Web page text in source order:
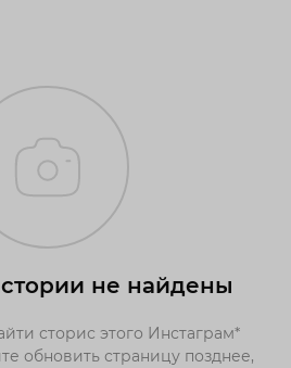
не найдены
сторис этого Инстаграм*
обновить страницу позднее,